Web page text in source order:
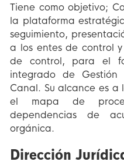
Tiene como objetivo;
la plataforma
seguimiento,
a los entes de control
de control, para el
integrado de
Canal. Su alcance es a
el mapa de
dependencias de
orgánica.
Dirección